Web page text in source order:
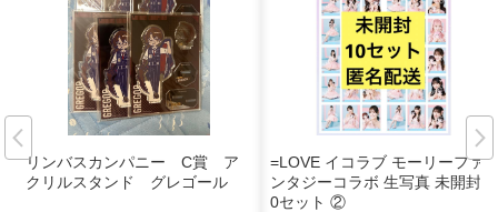
リンバスカンパニー C賞 ア
クリルスタンド グレゴール
=LOVE イコラブ モーリーファ
ンタジーコラボ 生写真 未開封 1
0セット ②